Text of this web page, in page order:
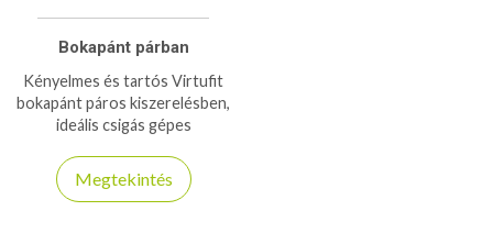
Bokapánt párban
Kényelmes és tartós Virtufit
bokapánt páros kiszerelésben,
ideális csigás gépes
izomcsoportjainak
erősítéséhez.
Megtekintés